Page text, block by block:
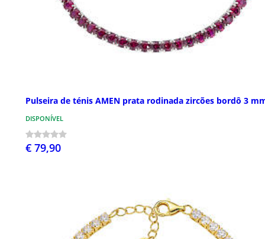
Pulseira de ténis AMEN prata rodinada zircões bordô 3
DISPONÍVEL
€ 79,90